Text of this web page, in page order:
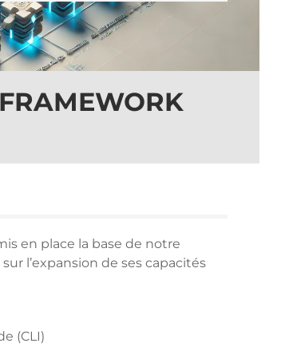
en place la base de notre
l’expansion de ses capacités
(CLI)